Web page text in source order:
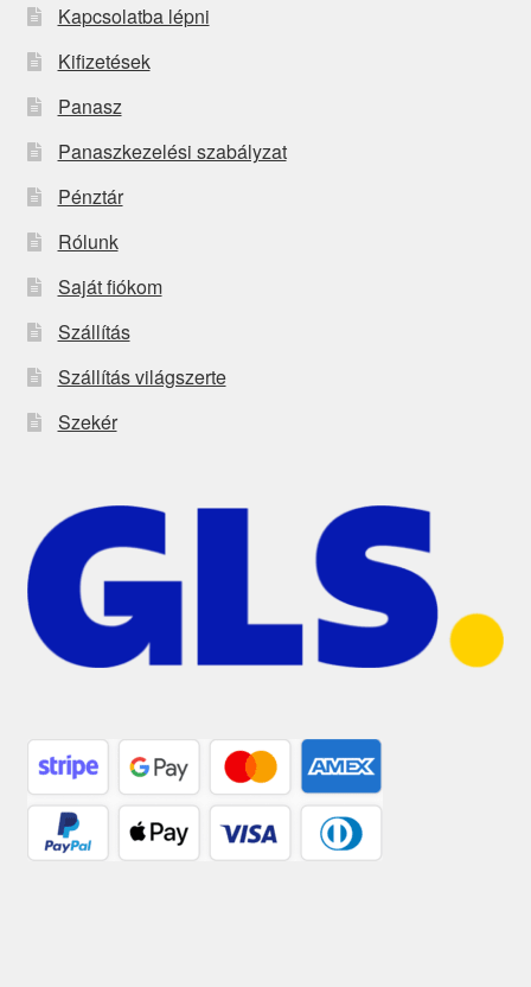
Kapcsolatba lépni
Kifizetések
Panasz
Panaszkezelési szabályzat
Pénztár
Rólunk
Saját fiókom
Szállítás
Szállítás világszerte
Szekér